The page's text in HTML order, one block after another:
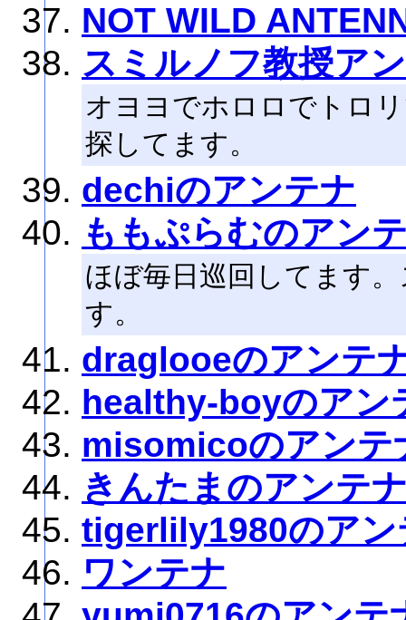
NOT WILD
スミルノフ教授ア
オヨヨでホロロでトロ
探してます。
dechiのアンテナ
ももぷらむのアン
ほぼ毎日巡回してます
す。
draglooeのアンテ
healthy-boyのアン
misomicoのアンテ
きんたまのアンテ
tigerlily1980のアン
ワンテナ